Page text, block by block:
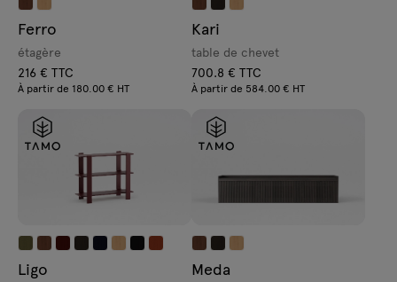
Ferro
étagère
216 € TTC
À partir de 180.00 € HT
Kari
table de chevet
700.8 € TTC
À partir de 584.00 € HT
Ligo Meda